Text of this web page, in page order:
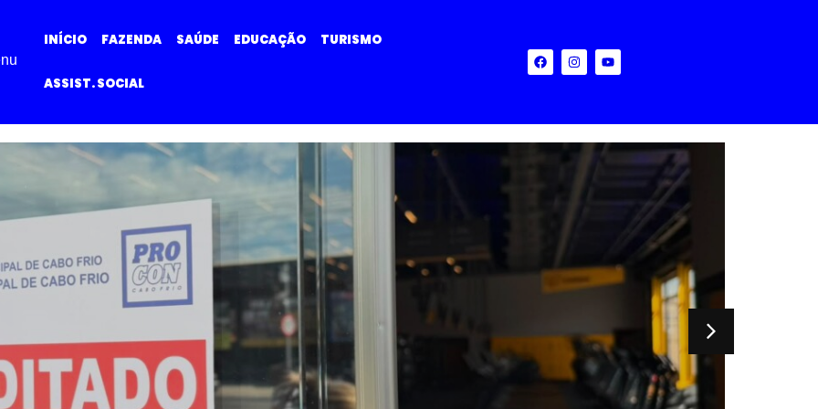
INÍCIO FAZENDA SAÚDE EDUCAÇÃO TURISMO
ASSIST. SOCIAL